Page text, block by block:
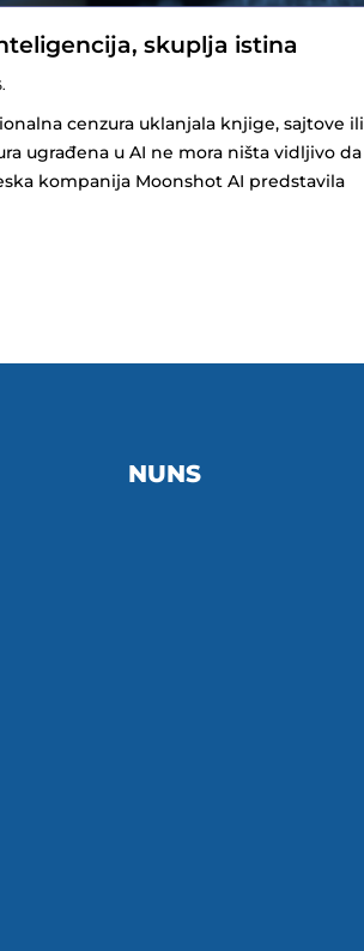
skuplja istina
cenzura uklanjala knjige, sajtove ili
ugrađena u AI ne mora ništa vidljivo da
kompanija Moonshot AI predstavila
NUNS